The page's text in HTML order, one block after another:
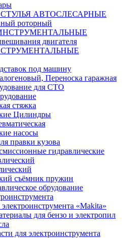
АВТОСЛЕСАРНЫЕ
роторный
двигателя
под машину
Переноска гаражная
для СТО
стяжка
Цилиндры
насосы
правки кузова
гидравлические
съёмник пружин
обрудование
электроинструмента «Makita»
для бензо и электропил
для электроинструмента